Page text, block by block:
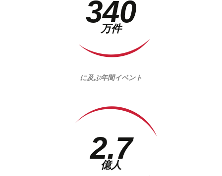
340
万件
に及ぶ年間イベント
2.7
億人